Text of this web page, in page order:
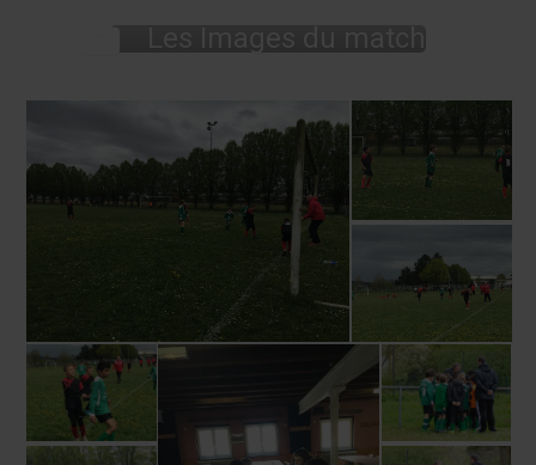
Les Images du match